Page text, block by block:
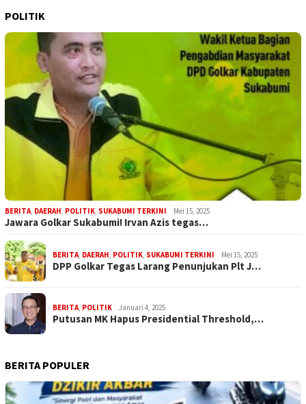
POLITIK
BERITA, DAERAH, POLITIK, SUKABUMI TERKINI Mei 15, 2025
Jawara Golkar Sukabumi! Irvan Azis tegas…
BERITA, DAERAH, POLITIK, SUKABUMI TERKINI Mei 15, 2025
DPP Golkar Tegas Larang Penunjukan Plt J…
BERITA, POLITIK Januari 4, 2025
Putusan MK Hapus Presidential Threshold,…
BERITA POPULER